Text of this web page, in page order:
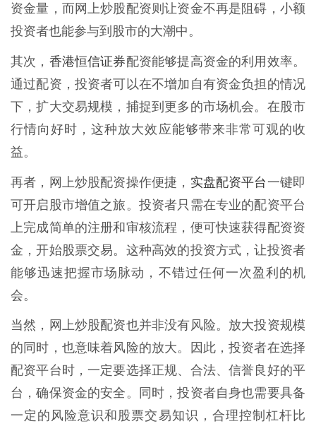
资金量，而网上炒股配资则让资金不再是阻碍，小额
投资者也能参与到股市的大潮中。
其次， 香港恒信证券配资能够提高资金的利用效率。
通过配资，投资者可以在不增加自有资金负担的情况
下，扩大交易规模，捕捉到更多的市场机会。在股市
行情向好时，这种放大效应能够带来非常可观的收
益。
再者，网上炒股配资操作便捷， 实盘配资平台一键即
可开启股市增值之旅。投资者只需在专业的配资平台
上完成简单的注册和审核流程，便可快速获得配资资
金，开始股票交易。这种高效的投资方式，让投资者
能够迅速把握市场脉动，不错过任何一次盈利的机
会。
当然，网上炒股配资也并非没有风险。放大投资规模
的同时，也意味着风险的放大。因此，投资者在选择
配资平台时，一定要选择正规、合法、信誉良好的平
台，确保资金的安全。同时，投资者自身也需要具备
一定的风险意识和股票交易知识，合理控制杠杆比